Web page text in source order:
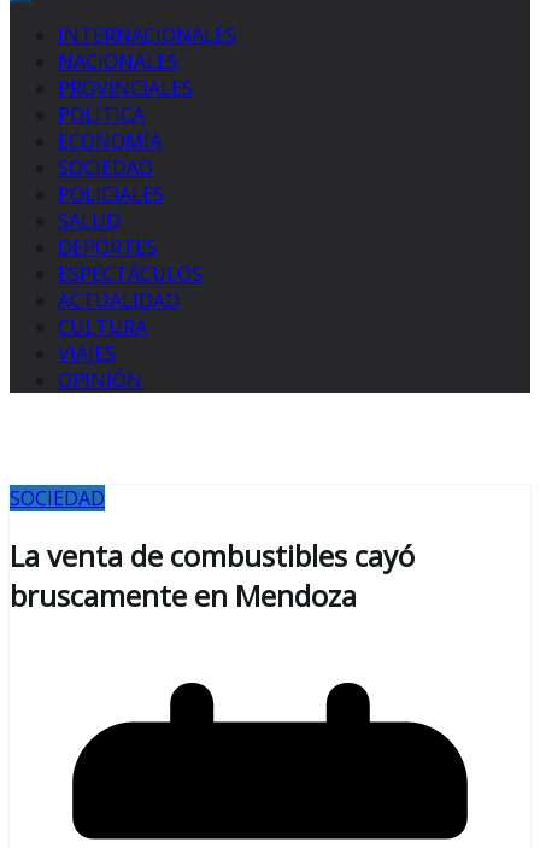
INTERNACIONALES
NACIONALES
PROVINCIALES
POLÍTICA
ECONOMÍA
SOCIEDAD
POLICIALES
SALUD
DEPORTES
ESPECTÁCULOS
ACTUALIDAD
CULTURA
VIAJES
OPINIÓN
SOCIEDAD
La venta de combustibles cayó
bruscamente en Mendoza